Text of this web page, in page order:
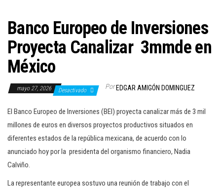
Banco Europeo de Inversiones
Proyecta Canalizar 3mmde en
México
mayo 27, 2026 Desactivado Por EDGAR AMIGÓN DOMINGUEZ
El Banco Europeo de Inversiones (BEI) proyecta canalizar más de 3 mil
millones de euros en diversos proyectos productivos situados en
diferentes estados de la república mexicana, de acuerdo con lo
anunciado hoy por la presidenta del organismo financiero, Nadia
Calviño.
La representante europea sostuvo una reunión de trabajo con el